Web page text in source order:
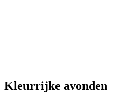
Kleurrijke avonden